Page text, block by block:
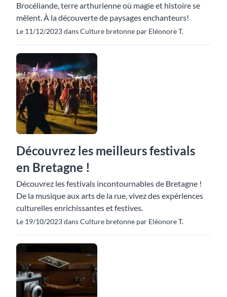
Brocéliande, terre arthurienne où magie et histoire se
mêlent. À la découverte de paysages enchanteurs!
Le 11/12/2023 dans Culture bretonne par Eléonore T.
Découvrez les meilleurs festivals
en Bretagne !
Découvrez les festivals incontournables de Bretagne !
De la musique aux arts de la rue, vivez des expériences
culturelles enrichissantes et festives.
Le 19/10/2023 dans Culture bretonne par Eléonore T.